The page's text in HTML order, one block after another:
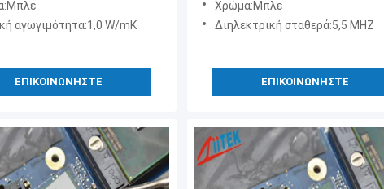
αγωγιμότητα:1,0 W/mK
ΕΠΙΚΟΙΝΩΝΉΣΤΕ
ηλεκτρικές εφαρμογές
Χρώμα:Μπλε
Διηλεκτρική σταθερά:5,5 MHZ
ΕΠΙΚΟΙΝΩΝΉΣΤΕ